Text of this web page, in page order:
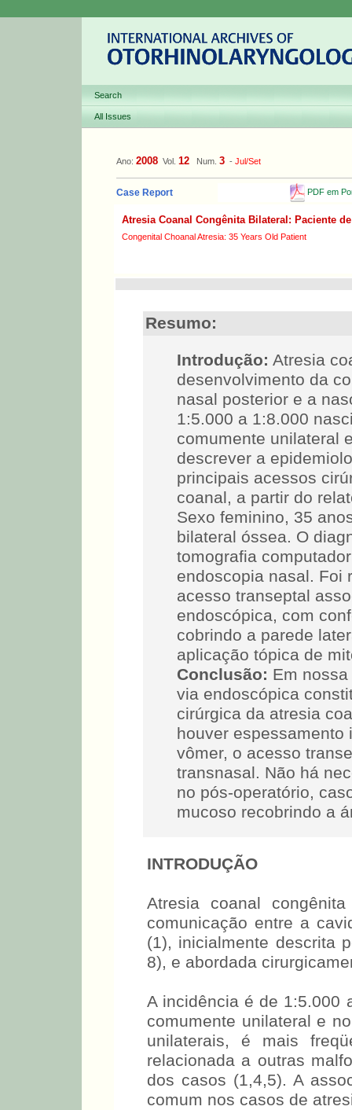
Search
All Issues
Ano: 2008 Vol. 12 Num. 3 - Jul/Set
Case Report PDF em
Atresia Coanal Congênita Bilateral: Paciente
Congenital Choanal Atresia: 35 Years Old Patient
Resumo:
Introdução: Atresia
desenvolvimento da
nasal posterior e a
1:5.000 a 1:8.000
comumente unilateral
descrever a
principais acessos
coanal, a partir do
Sexo feminino, 35
bilateral óssea. O
tomografia
endoscopia nasal. Foi
acesso transeptal
endoscópica, com
cobrindo a parede
aplicação tópica de
Conclusão: Em
via endoscópica
cirúrgica da atresia
houver espessamento
vômer, o acesso
transnasal. Não há
no pós-operatório,
mucoso recobrindo a
INTRODUÇÃO
Atresia coanal
comunicação entre a
(1), inicialmente descrita
8), e abordada
A incidência é de 1:5.000
comumente unilateral e
unilaterais, é mais
relacionada a outras
dos casos (1,4,5). A
comum nos casos de